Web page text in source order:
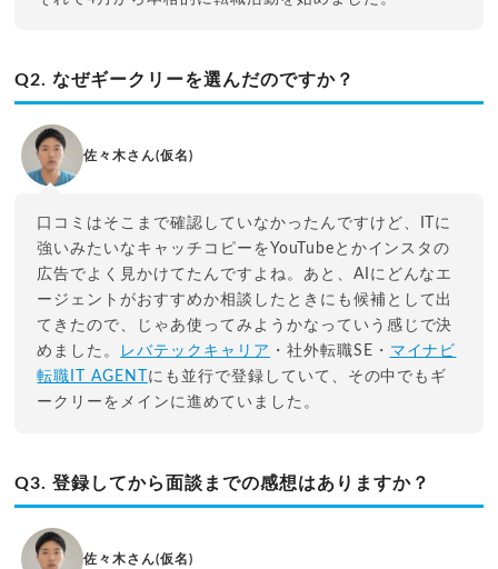
Q2. なぜギークリーを選んだのですか？
佐々木さん(仮名)
口コミはそこまで確認していなかったんですけど、ITに
強いみたいなキャッチコピーをYouTubeとかインスタの
広告でよく見かけてたんですよね。あと、AIにどんなエ
ージェントがおすすめか相談したときにも候補として出
てきたので、じゃあ使ってみようかなっていう感じで決
めました。
レバテックキャリア ・社外転職SE・ マイナビ
転職IT AGENT にも並行で登録していて、その中でもギ
ークリーをメインに進めていました。
Q3. 登録してから面談までの感想はありますか？
佐々木さん(仮名)